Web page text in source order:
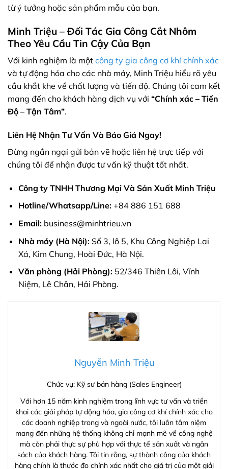
từ ý tưởng hoặc sản phẩm mẫu của bạn.
Minh Triệu – Đối Tác Gia Công Cắt Nhôm
Theo Yêu Cầu Tin Cậy Của Bạn
Với kinh nghiệm là một công ty gia công cơ khí chính xác
và tự động hóa cho các nhà máy, Minh Triệu hiểu rõ yêu
cầu khắt khe về chất lượng và tiến độ. Chúng tôi cam kết
mang đến cho khách hàng dịch vụ với “Chính xác – Tiến
Độ – Tận Tâm”.
Liên Hệ Nhận Tư Vấn Và Báo Giá Ngay!
Đừng ngần ngại gửi bản vẽ hoặc liên hệ trực tiếp với
chúng tôi để nhận được tư vấn kỹ thuật tốt nhất.
Công ty TNHH Thương Mại Và Sản Xuất Minh Triệu
Hotline/Whatsapp/Line:+84 886 151 688
Email:business@minhtrieu.vn
Nhà máy (Hà Nội):Số 3, lô 5, Khu Công Nghiệp Lai
Xá, Kim Chung, Hoài Đức, Hà Nội.
Văn phòng (Hải Phòng):52/346 Thiên Lôi, Vĩnh
Niệm, Lê Chân, Hải Phòng.
Nguyễn Minh Triệu
Chức vụ: Kỹ sư bán hàng (Sales Engineer)
Với hơn 15 năm kinh nghiệm trong lĩnh vực tư vấn và triển
khai các giải pháp tự động hóa, gia công cơ khí chính xác cho
các doanh nghiệp trong và ngoài nước, tôi luôn tâm niệm
mang đến những hệ thống không chỉ mạnh mẽ về công nghệ
mà còn phải thực sự phù hợp với thực tế sản xuất và ngân
sách của khách hàng. Tôi tin rằng, sự thành công của khách
hàng chính là thước đo chính xác nhất cho giá trị của một giải